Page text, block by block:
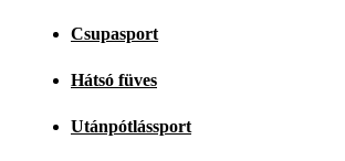
Csupasport
Hátsó füves
Utánpótlássport